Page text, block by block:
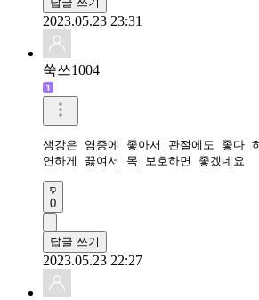
2023.05.23 23:31
쑥쓰1004
생강은 염증에 좋아서 관절에도 좋다
연하게 끓여서 목 보호하면 좋겠네요
0
답글 쓰기
2023.05.23 22:27